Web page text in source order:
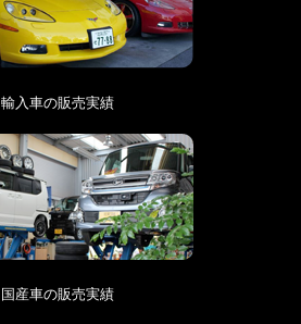
輸入車の販売実績
国産車の販売実績